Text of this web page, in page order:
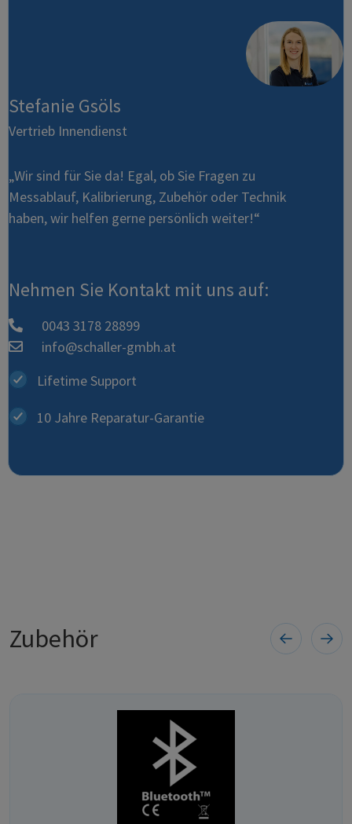
Stefanie Gsöls
Vertrieb Innendienst
„Wir sind für Sie da! Egal, ob Sie Fragen zu
Messablauf, Kalibrierung, Zubehör oder Technik
haben, wir helfen gerne persönlich weiter!“
Nehmen Sie Kontakt mit uns auf:
0043 3178 28899
info@schaller-gmbh.at
Lifetime Support
10 Jahre Reparatur-Garantie
Zubehör